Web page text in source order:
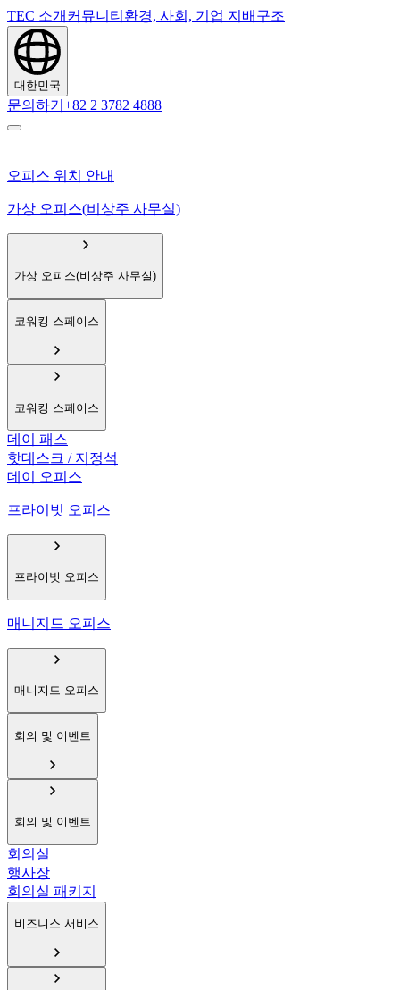
TEC 소개 커뮤니티 환경, 사회, 기업 지배구조
대한민국
문의하기 +82 2 3782 4888
오피스 위치 안내
가상 오피스(비상주 사무실)
가상 오피스(비상주 사무실)
코워킹 스페이스
코워킹 스페이스
데이 패스
핫데스크 / 지정석
데이 오피스
프라이빗 오피스
프라이빗 오피스
매니지드 오피스
매니지드 오피스
회의 및 이벤트
회의 및 이벤트
회의실
행사장
회의실 패키지
비즈니스 서비스